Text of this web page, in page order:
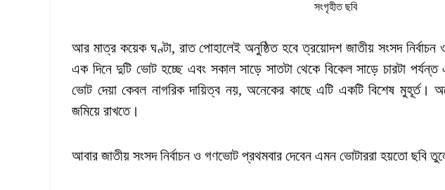
সংগৃহীত ছবি
আর মাত্র কয়েক ঘণ্টা, রাত পোহালেই অনুষ্ঠিত হবে ত্রয়োদশ জাতীয় সংসদ
এক দিনে দুটি ভোট হচ্ছে এবং সকাল সাড়ে সাতটা থেকে বিকেল সাড়ে চারটা
ভোট দেয়া কেবল নাগরিক দায়িত্ব নয়, অনেকের কাছে এটি একটি বিশেষ মুহূর্ত।
জমিয়ে রাখতে।
আবার জাতীয় সংসদ নির্বাচন ও গণভোট প্রথমবার দেবেন এমন ভোটাররা হয়তো ছবি